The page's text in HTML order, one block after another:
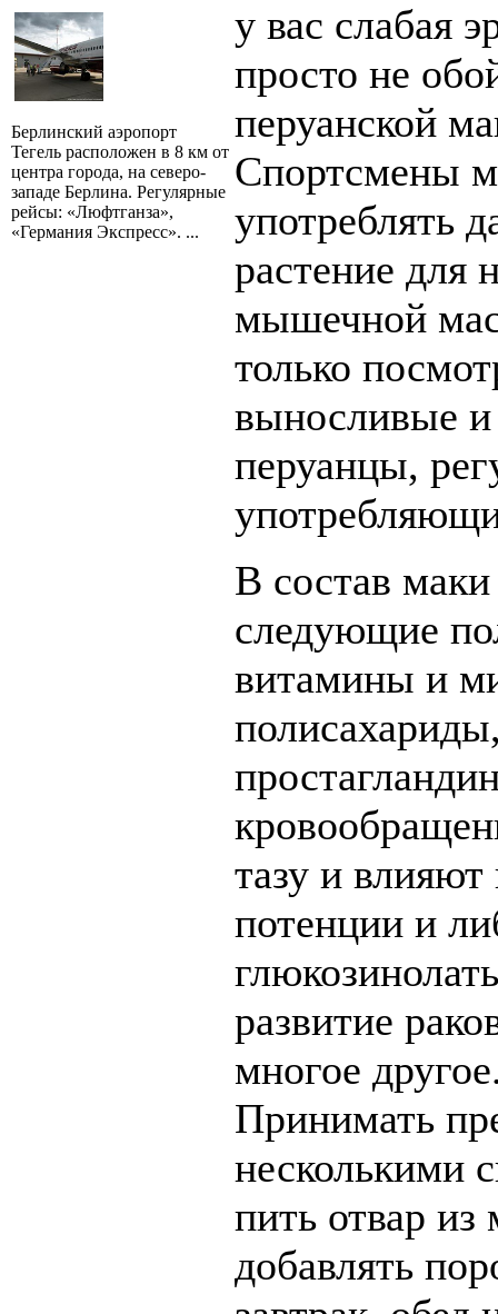
Берлинский аэропорт
Тегель расположен в 8 км от
центра города, на северо-
западе Берлина. Регулярные
рейсы: «Люфтганза»,
«Германия Экспресс». ...
у вас слабая
просто не
перуанской
Спортсмены
употреблять
растение для
мышечной
только
выносливые
перуанцы,
В состав маки
следующие
витамины и
тазу и влияют
потенции и
развитие
многое
Принимать
несколькими
пить отвар
добавлять